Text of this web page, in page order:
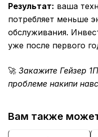
Результат: ваша
потребляет меньше
обслуживания.
уже после первого
🚀 Закажите Гейзер
проблеме накипи
Вам также